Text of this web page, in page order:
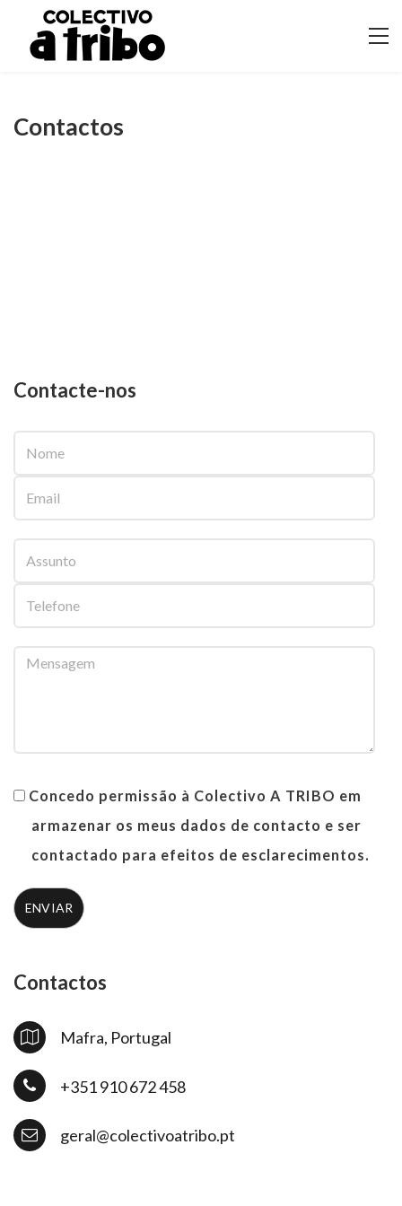
Contactos
Contacte-nos
Nome
Email
Assunto
Telefone
Mensagem
Concedo
permissão
Colectivo
A
em
os
dados
de
contacto
Concedo permissão à Colectivo A TRIBO em
armazenar os meus dados de contacto e ser
contactado para efeitos de esclarecimentos.
Contactos
Mafra, Portugal
+351 910 672 458
geral@colectivoatribo.pt